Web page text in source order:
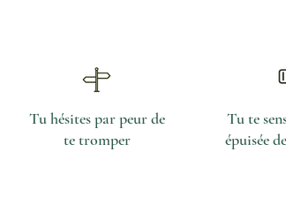
Tu hésites par peur de
te tromper
Tu te
épuisée